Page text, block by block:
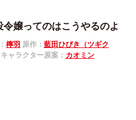
に結婚を提案してきて――!?
令嬢ってのはこうやるのよ
檸羽 原作： 藍田ひびき（ツギク
キャラクター原案： カオミン